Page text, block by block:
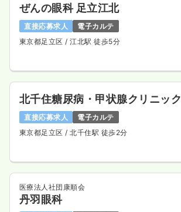
ぜんの眼科 足立江北
直接応募求人
電子カルテ
東京都足立区 / 江北駅 徒歩5分
北千住糖尿病・甲状腺クリニック
直接応募求人
電子カルテ
東京都足立区 / 北千住駅 徒歩2分
医療法人社団康順会
丹羽眼科